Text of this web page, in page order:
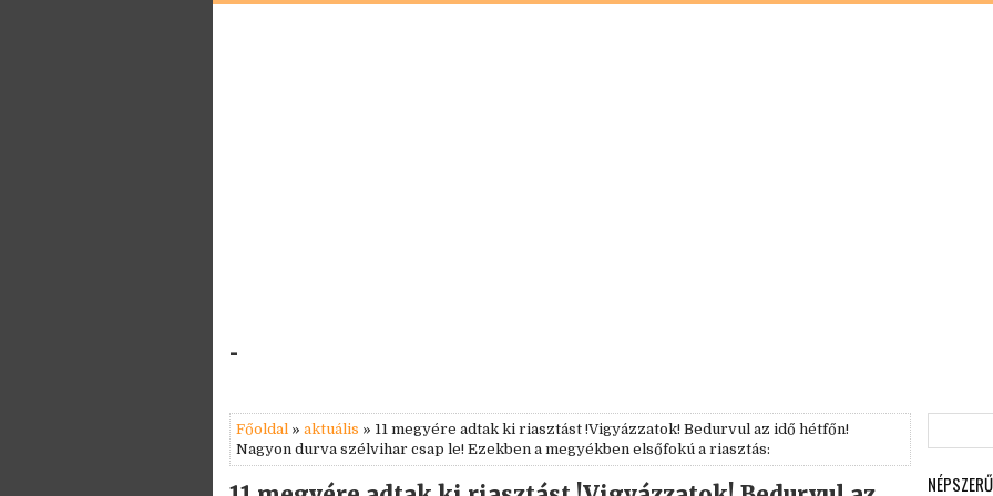
-
Főoldal » aktuális » 11 megyére adtak ki riasztást !Vigyázzatok! Bedurvul az idő hétfőn!
Nagyon durva szélvihar csap le! Ezekben a megyékben elsőfokú a riasztás: